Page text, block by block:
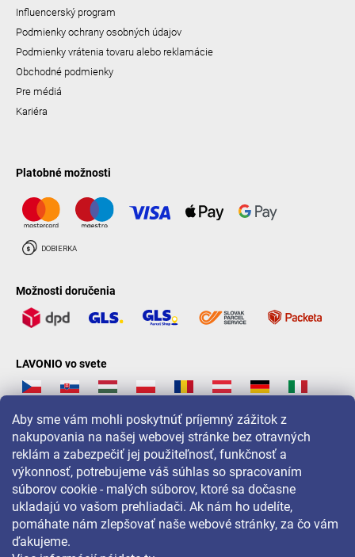
Aby sme vám mohli poskytnúť príjemný zážitok z
nakupovania na našej webovej stránke bez otravných
reklám a zabezpečiť jej použiteľnosť, funkčnosť a
výkonnosť, potrebujeme váš súhlas so spracovaním
súborov cookie - malých súborov, ktoré sa dočasne
ukladajú vo vašom prehliadači. Ak nám ho udelíte,
pomáhate nám zlepšovať naše webové stránky, za čo vám
ďakujeme.
Influencerský program
Podmienky ochrany osobných údajov
Podmienky vrátenia tovaru alebo reklamácie
Obchodné podmienky
Pre médiá
Kariéra
Platobné možnosti
Možnosti doručenia
LAVONIO vo svete
Pre akcie, súťaže a zľavy nás sledujte na: